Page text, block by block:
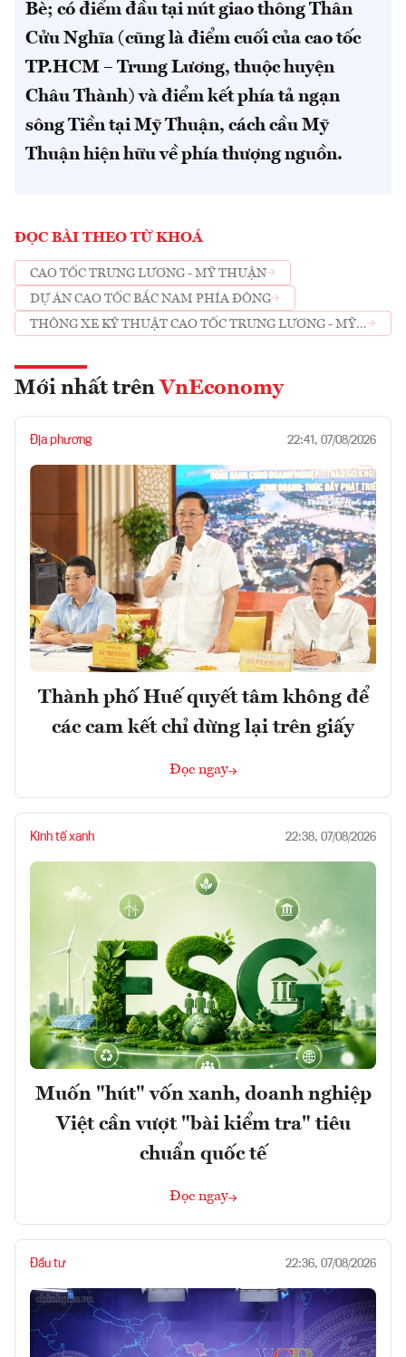
Bè; có điểm đầu tại nút giao thông Thân
Cửu Nghĩa (cũng là điểm cuối của cao tốc
TP.HCM – Trung Lương, thuộc huyện
Châu Thành) và điểm kết phía tả ngạn
sông Tiền tại Mỹ Thuận, cách cầu Mỹ
Thuận hiện hữu về phía thượng nguồn.
ĐỌC BÀI THEO TỪ KHOÁ
CAO TỐC TRUNG LƯƠNG - MỸ THUẬN
DỰ ÁN CAO TỐC BẮC NAM PHÍA ĐÔNG
THÔNG XE KỸ THUẬT CAO TỐC TRUNG LƯƠNG - MỸ
Mới nhất trên VnEconomy
Địa phương 22:41, 07/08/2026
Thành phố Huế quyết tâm không để
các cam kết chỉ dừng lại trên giấy
Đọc ngay
Kinh tế xanh 22:38, 07/08/2026
Muốn "hút" vốn xanh, doanh nghiệp
Việt cần vượt "bài kiểm tra" tiêu
chuẩn quốc tế
Đọc ngay
Đầu tư 22:36, 07/08/2026